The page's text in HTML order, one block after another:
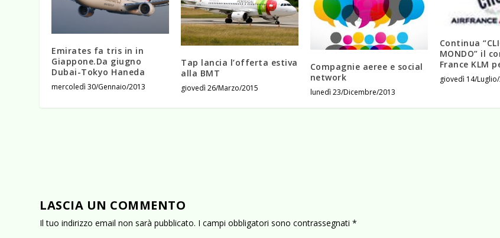
Emirates fa tris in in
Giappone.Da giugno
Dubai-Tokyo Haneda
mercoledì 30/Gennaio/2013
Tap lancia l’offerta estiva
alla BMT
giovedì 26/Marzo/2015
Compagnie aeree e social
network
lunedì 23/Dicembre/2013
Continua
MONDO” il
France KLM
giovedì 14/Luglio/
LASCIA UN COMMENTO
Il tuo indirizzo email non sarà pubblicato. I campi obbligatori sono contrassegnati*